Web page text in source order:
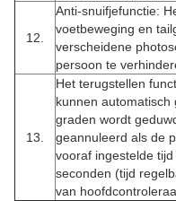
12.
Anti-snuifjefunctie:
voetbeweging en
verscheidene
persoon te
13.
Het terugstellen
kunnen
graden wordt
geannuleerd als de
vooraf ingestelde
seconden (tijd
van